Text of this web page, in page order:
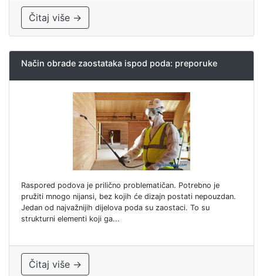
Čitaj više →
Način obrade zaostataka ispod poda: preporuke
Raspored podova je prilično problematičan. Potrebno je
pružiti mnogo nijansi, bez kojih će dizajn postati nepouzdan.
Jedan od najvažnijih dijelova poda su zaostaci. To su
strukturni elementi koji ga...
Čitaj više →